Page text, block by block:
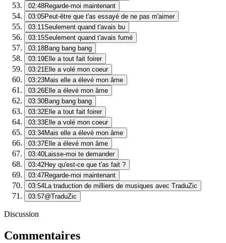
02:48Regarde-moi maintenant
03:05Peut-être que t'as essayé de ne pas m'aimer
03:11Seulement quand t'avais bu
03:15Seulement quand t'avais fumé
03:18Bang bang bang
03:19Elle a tout fait foirer
03:21Elle a volé mon coeur
03:23Mais elle a élevé mon âme
03:26Elle a élevé mon âme
03:30Bang bang bang
03:32Elle a tout fait foirer
03:33Elle a volé mon coeur
03:34Mais elle a élevé mon âme
03:37Elle a élevé mon âme
03:40Laisse-moi te demander
03:42Hey qu'est-ce que t'as fait ?
03:47Regarde-moi maintenant
03:54La traduction de milliers de musiques avec TraduZic
03:57@TraduZic
Discussion
Commentaires